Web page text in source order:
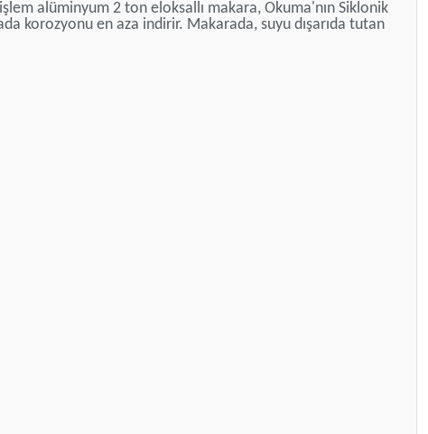
alüminyum 2 ton eloksallı makara, Okuma'nın Siklonik
korozyonu en aza indirir. Makarada, suyu dışarıda tutan